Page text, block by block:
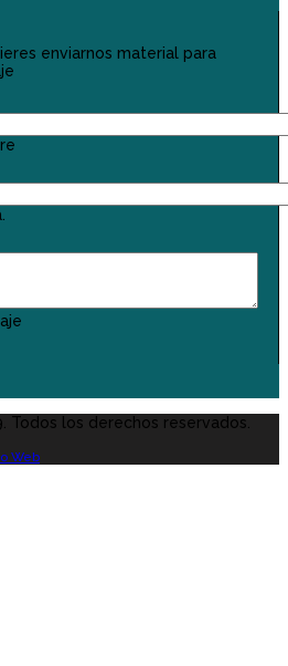
enviarnos material para
Todos los derechos reservados.
Web